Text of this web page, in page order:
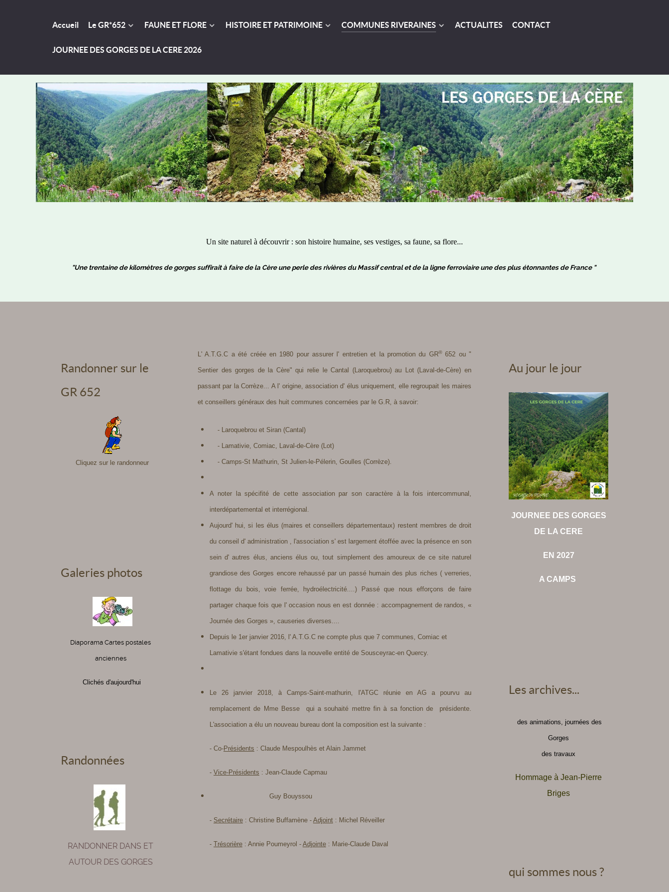
Accueil Le GR*652 FAUNE ET FLORE HISTOIRE ET PATRIMOINE COMMUNES RIVERAINES ACTUALITES CONTACT
JOURNEE DES GORGES DE LA CERE 2026
Un site naturel à découvrir : son histoire humaine, ses vestiges, sa faune, sa flore...
"Une trentaine de kilomètres de gorges suffirait à faire de la Cère une perle des rivières du Massif central et de la ligne ferroviaire une des plus étonnantes de France "
Randonner sur le
GR 652
Cliquez sur le randonneur
Galeries photos
Diaporama Cartes postales
anciennes
Clichés d'aujourd'hui
Randonnées
RANDONNER DANS ET
AUTOUR DES GORGES
L' A.T.G.C a été créée en 1980 pour assurer l' entretien et la promotion du GR®652 ou "
Sentier des gorges de la Cère" qui relie le Cantal (Laroquebrou) au Lot (Laval-de-Cère) en
passant par la Corrèze... A l' origine, association d' élus uniquement, elle regroupait les maires
et conseillers généraux des huit communes concernées par le G.R, à savoir:
- Laroquebrou et Siran (Cantal)
- Lamativie, Comiac, Laval-de-Cère (Lot)
- Camps-St Mathurin, St Julien-le-Pélerin, Goulles (Corrèze).
A noter la spécifité de cette association par son caractère à la fois intercommunal,
interdépartemental et interrégional.
Aujourd' hui, si les élus (maires et conseillers départementaux) restent membres de droit
du conseil d' administration , l'association s' est largement étoffée avec la présence en son
sein d' autres élus, anciens élus ou, tout simplement des amoureux de ce site naturel
grandiose des Gorges encore rehaussé par un passé humain des plus riches ( verreries,
flottage du bois, voie ferrée, hydroélectricité....) Passé que nous efforçons de faire
partager chaque fois que l' occasion nous en est donnée : accompagnement de randos, «
Journée des Gorges », causeries diverses....
Depuis le 1er janvier 2016, l' A.T.G.C ne compte plus que 7 communes, Comiac et
Lamativie s'étant fondues dans la nouvelle entité de Sousceyrac-en Quercy.
Le 26 janvier 2018, à Camps-Saint-mathurin, l'ATGC réunie en AG a pourvu au
remplacement de Mme Besse qui a souhaité mettre fin à sa fonction de présidente.
L'association a élu un nouveau bureau dont la composition est la suivante :
- Co-Présidents : Claude Mespoulhès et Alain Jammet
- Vice-Présidents : Jean-Claude Capmau
Guy Bouyssou
- Secrétaire : Christine Buffamène - Adjoint : Michel Réveiller
- Trésorière : Annie Poumeyrol - Adjointe : Marie-Claude Daval
Au jour le jour
JOURNEE DES GORGES
DE LA CERE
EN 2027
A CAMPS
Les archives...
des animations, journées des
Gorges
des travaux
Hommage à Jean-Pierre
Briges
qui sommes nous ?